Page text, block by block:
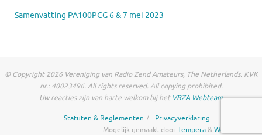
Samenvatting PA100PCG 6 & 7 mei 2023
© Copyright 2026 Vereniging van Radio Zend Amateurs, The Netherlands. KVK
nr.: 40023496. All rights reserved. All copying prohibited.
Uw reacties zijn van harte welkom bij het VRZA Webteam
Statuten & Reglementen
Privacyverklaring
Mogelijk gemaakt doorTempera&WordPress.